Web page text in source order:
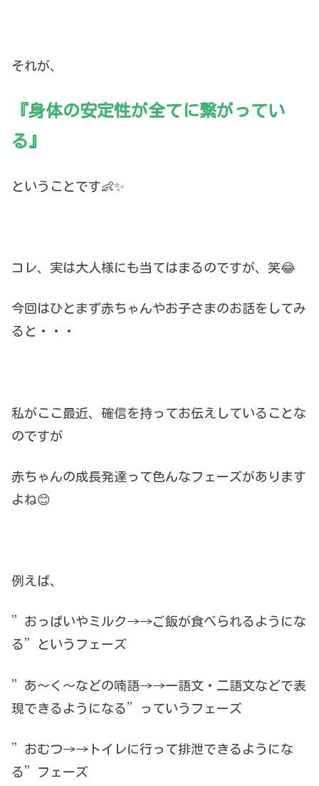
それが、
『身体の安定性が全てに繋がってい
る』
ということです👶✨
コレ、実は大人様にも当てはまるのですが、笑😂
今回はひとまず赤ちゃんやお子さまのお話をしてみ
ると・・・
私がここ最近、確信を持ってお伝えしていることな
のですが
赤ちゃんの成長発達って色んなフェーズがあります
よね😊
例えば、
”おっぱいやミルク→→ご飯が食べられるようにな
る”というフェーズ
”あ〜く〜などの喃語→→一語文・二語文などで表
現できるようになる”っていうフェーズ
”おむつ→→トイレに行って排泄できるようにな
る”フェーズ